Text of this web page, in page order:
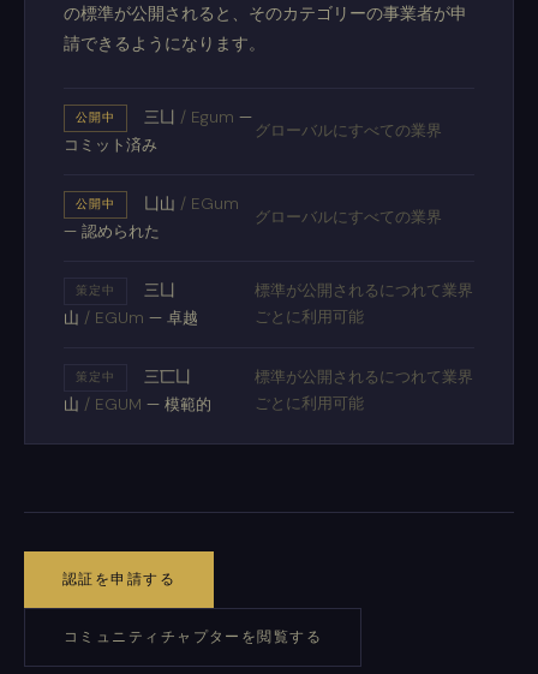
の標準が公開されると、そのカテゴリーの事業者が申
請できるようになります。
公開中 三凵 / Egum —
コミット済み
グローバルにすべての業界
公開中 凵山 / EGum
— 認められた
グローバルにすべての業界
策定中
三凵
山 / EGUm — 卓越
標準が公開されるにつれて業界
ごとに利用可能
策定中
三匸凵
山 / EGUM — 模範的
標準が公開されるにつれて業界
ごとに利用可能
認証を申請する
コミュニティチャプターを閲覧する